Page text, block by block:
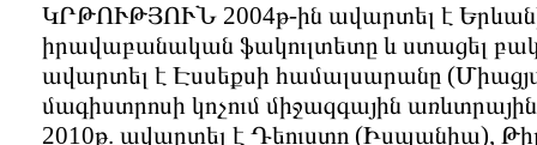
ԿՐԹՈՒԹՅՈՒՆ 2004թ-ին ավարտել է
իրավաբանական ֆակուլտետը և ստացել
ավարտել է Էսսեքսի համալսարանը
մագիստրոսի կոչում միջազգային
2010թ. ավարտել է Դեուստո (Իսպանիա),